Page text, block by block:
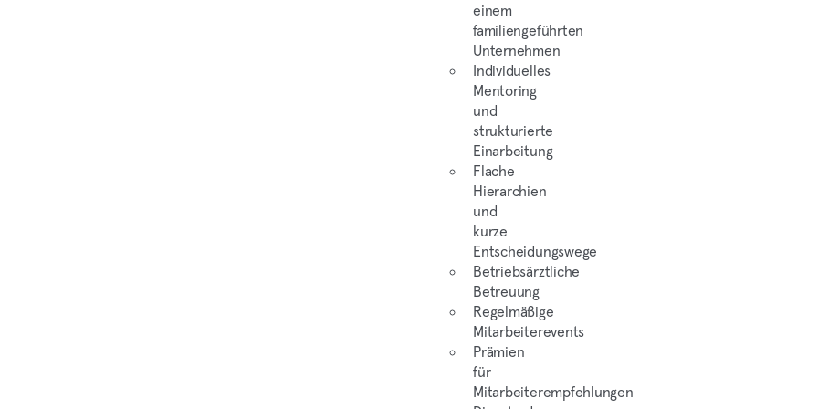
einem
familiengeführten
Unternehmen
Individuelles
Mentoring
und
strukturierte
Einarbeitung
Flache
Hierarchien
und
kurze
Entscheidungswege
Betriebsärztliche
Betreuung
Regelmäßige
Mitarbeiterevents
Prämien
für
Mitarbeiterempfehlungen